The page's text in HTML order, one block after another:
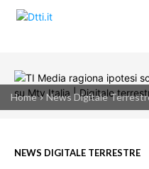
Home News Digitale
NEWS DIGITALE TERRESTRE